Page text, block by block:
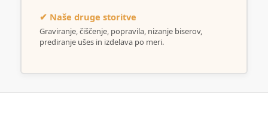
✔ Naše druge storitve
Graviranje, čiščenje, popravila, nizanje biserov,
prediranje ušes in izdelava po meri.